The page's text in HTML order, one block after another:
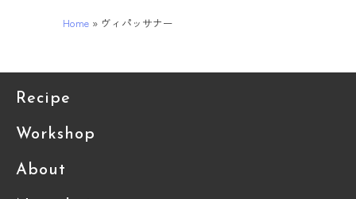
Home » ヴィパッサナー
Recipe
Workshop
About